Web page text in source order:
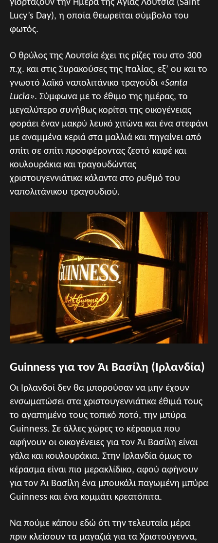
γιορτάζουν την Ημέρα της Αγίας Λουτσία (Saint
Lucy’s Day), η οποία θεωρείται σύμβολο του
φωτός.
Ο θρύλος της Λουτσία έχει τις ρίζες του στο 300
π.χ. και στις Συρακούσες της Ιταλίας, εξ’ ου και το
γνωστό λαϊκό ναπολιτάνικο τραγούδι «Santa
Lucia». Σύμφωνα με το έθιμο της ημέρας, το
μεγαλύτερο συνήθως κορίτσι της οικογένειας
φοράει έναν μακρύ λευκό χιτώνα και ένα στεφάνι
με αναμμένα κεριά στα μαλλιά και πηγαίνει από
σπίτι σε σπίτι προσφέροντας ζεστό καφέ και
κουλουράκια και τραγουδώντας
χριστουγεννιάτικα κάλαντα στο ρυθμό του
ναπολιτάνικου τραγουδιού.
Guinness για τον Άι Βασίλη (Ιρλανδία)
Οι Ιρλανδοί δεν θα μπορούσαν να μην έχουν
ενσωματώσει στα χριστουγεννιάτικα έθιμά τους
το αγαπημένο τους τοπικό ποτό, την μπύρα
Guinness. Σε άλλες χώρες το κέρασμα που
αφήνουν οι οικογένειες για τον Άι Βασίλη είναι
γάλα και κουλουράκια. Στην Ιρλανδία όμως το
κέρασμα είναι πιο μερακλίδικο, αφού αφήνουν
για τον Άι Βασίλη ένα μπουκάλι παγωμένη μπύρα
Guinness και ένα κομμάτι κρεατόπιτα.
Να πούμε κάπου εδώ ότι την τελευταία μέρα
πριν κλείσουν τα μαγαζιά για τα Χριστούγεννα,